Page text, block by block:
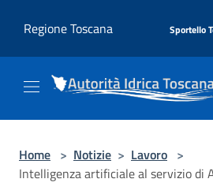
Regione Toscana
Sportello
Home > Notizie > Lavoro >
Intelligenza artificiale al servizio di